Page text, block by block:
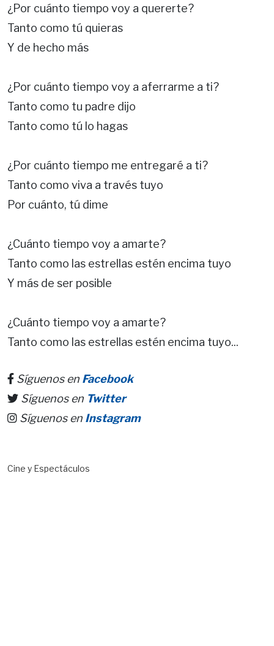
¿Por cuánto tiempo voy a quererte?
Tanto como tú quieras
Y de hecho más
¿Por cuánto tiempo voy a aferrarme a ti?
Tanto como tu padre dijo
Tanto como tú lo hagas
¿Por cuánto tiempo me entregaré a ti?
Tanto como viva a través tuyo
Por cuánto, tú dime
¿Cuánto tiempo voy a amarte?
Tanto como las estrellas estén encima tuyo
Y más de ser posible
¿Cuánto tiempo voy a amarte?
Tanto como las estrellas estén encima tuyo...
Síguenos en Facebook
Síguenos en Twitter
Síguenos en Instagram
Cine y Espectáculos